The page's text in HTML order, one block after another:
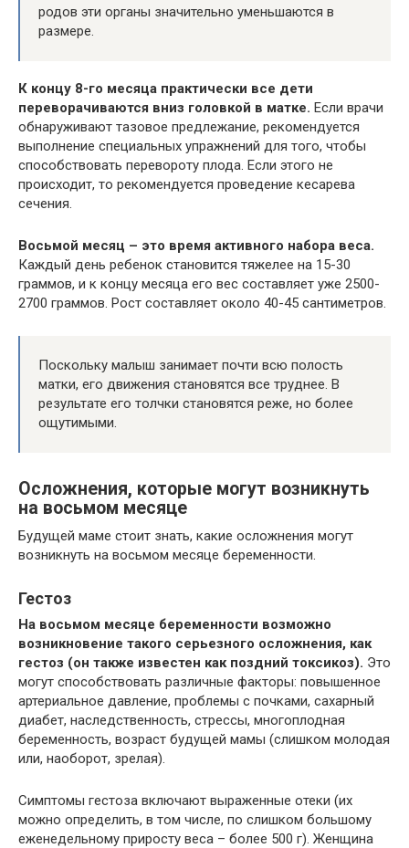
родов эти органы значительно уменьшаются в
размере.
К концу 8-го месяца практически все дети
переворачиваются вниз головкой в матке. Если врачи
обнаруживают тазовое предлежание, рекомендуется
выполнение специальных упражнений для того, чтобы
способствовать перевороту плода. Если этого не
происходит, то рекомендуется проведение кесарева
сечения.
Восьмой месяц – это время активного набора веса.
Каждый день ребенок становится тяжелее на 15-30
граммов, и к концу месяца его вес составляет уже 2500-
2700 граммов. Рост составляет около 40-45 сантиметров.
Поскольку малыш занимает почти всю полость
матки, его движения становятся все труднее. В
результате его толчки становятся реже, но более
ощутимыми.
Осложнения, которые могут возникнуть
на восьмом месяце
Будущей маме стоит знать, какие осложнения могут
возникнуть на восьмом месяце беременности.
Гестоз
На восьмом месяце беременности возможно
возникновение такого серьезного осложнения, как
гестоз (он также известен как поздний токсикоз). Это
могут способствовать различные факторы: повышенное
артериальное давление, проблемы с почками, сахарный
диабет, наследственность, стрессы, многоплодная
беременность, возраст будущей мамы (слишком молодая
или, наоборот, зрелая).
Симптомы гестоза включают выраженные отеки (их
можно определить, в том числе, по слишком большому
еженедельному приросту веса – более 500 г). Женщина